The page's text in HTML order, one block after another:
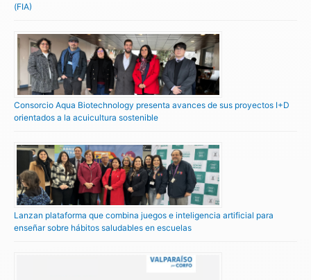
(FIA)
Consorcio Aqua Biotechnology presenta avances de sus proyectos I+D
orientados a la acuicultura sostenible
Lanzan plataforma que combina juegos e inteligencia artificial para
enseñar sobre hábitos saludables en escuelas